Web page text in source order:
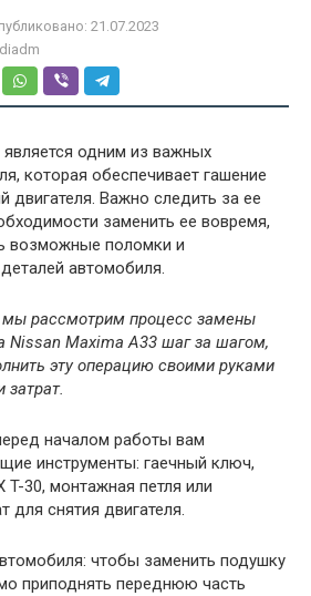
21.07.2023
является одним из важных
которая обеспечивает гашение
двигателя. Важно следить за ее
заменить ее вовремя,
возможные поломки и
автомобиля.
мы рассмотрим процесс замены
Nissan Maxima А33 шаг за шагом,
эту операцию своими руками
затрат.
началом работы вам
инструменты: гаечный ключ,
T-30, монтажная петля или
для снятия двигателя.
чтобы заменить подушку
приподнять переднюю часть